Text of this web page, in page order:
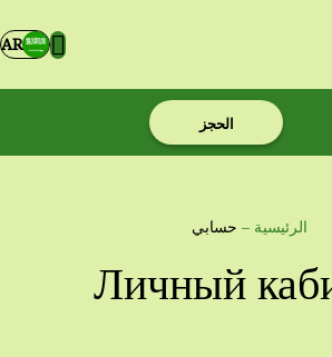
AR
الحجز
الرئيسية – حسابي
Личный